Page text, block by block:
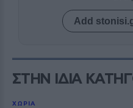
Add
ΣΤΗΝ ΙΔΙΑ
ΧΩΡΙΑ